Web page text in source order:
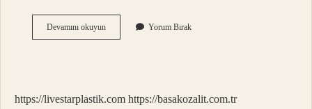
Devamını okuyunAlin
Ermeni
Yorum Bırak
https://livestarplastik.com https://basakozalit.com.tr